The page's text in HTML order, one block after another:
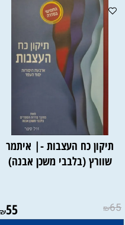
תיקון כח העצבות -| איתמר
שוורץ (בלבבי משכן אבנה)
₪65
₪55